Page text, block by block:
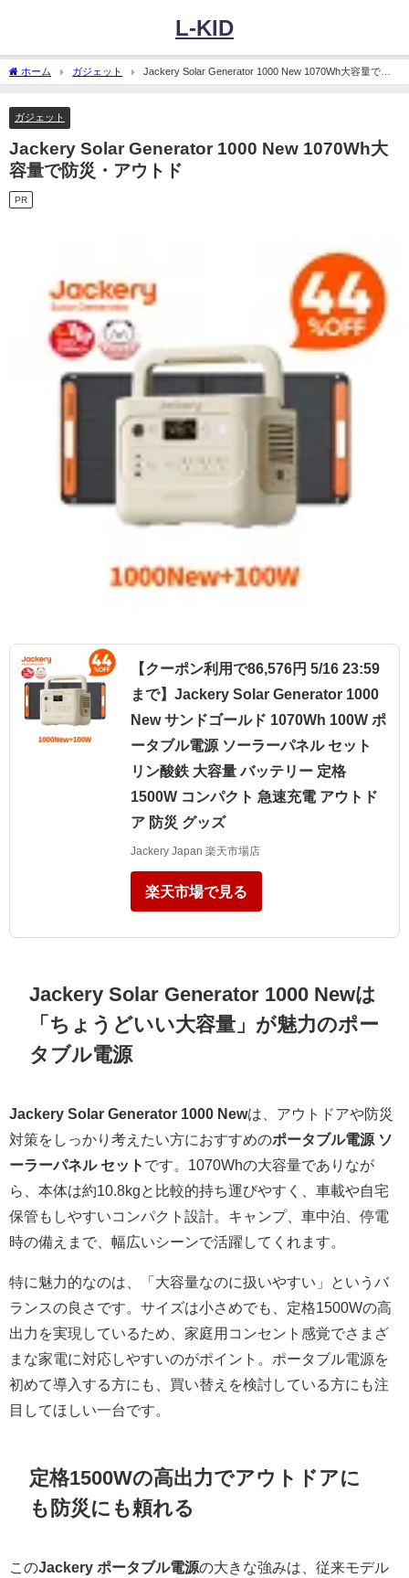
L-KID
ホーム ガジェット
Jackery Solar Generator 1000 New 1070Wh大容量で防
災・アウトド
ガジェット
Jackery Solar Generator 1000 New 1070Wh大
容量で防災・アウトド
PR
【クーポン利用で86,576円 5/16 23:59
まで】Jackery Solar Generator 1000
New サンドゴールド 1070Wh 100W ポ
ータブル電源 ソーラーパネル セット
リン酸鉄 大容量 バッテリー 定格
1500W コンパクト 急速充電 アウトド
ア 防災 グッズ
Jackery Japan 楽天市場店
楽天市場で見る
Jackery Solar Generator 1000 Newは
「ちょうどいい大容量」が魅力のポー
タブル電源
Jackery Solar Generator 1000 Newは、アウトドアや防災
対策をしっかり考えたい方におすすめのポータブル電源 ソ
ーラーパネル セット です。1070Whの大容量でありなが
ら、本体は約10.8kgと比較的持ち運びやすく、車載や自宅
保管もしやすいコンパクト設計。キャンプ、車中泊、停電
時の備えまで、幅広いシーンで活躍してくれます。
特に魅力的なのは、「大容量なのに扱いやすい」というバ
ランスの良さです。サイズは小さめでも、定格1500Wの高
出力を実現しているため、家庭用コンセント感覚でさまざ
まな家電に対応しやすいのがポイント。ポータブル電源を
初めて導入する方にも、買い替えを検討している方にも注
目してほしい一台です。
定格1500Wの高出力でアウトドアに
も防災にも頼れる
このJackery ポータブル電源の大きな強みは、従来モデル